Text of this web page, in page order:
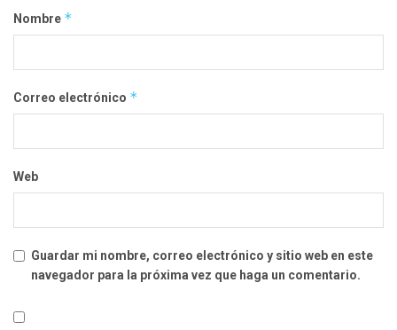
Nombre *
Correo electrónico *
Web
Guardar mi nombre, correo electrónico y sitio web en este
navegador para la próxima vez que haga un comentario.